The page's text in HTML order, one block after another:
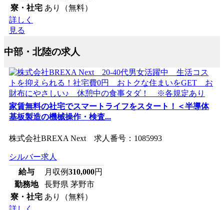
寮・社宅 あり（無料）
詳しく
見る
中部・北陸の求人
家賃無料の社宅でスマートライフをスタート！＜半導体
基板製造の機械操作・検査...
株式会社BREXA Next 求人番号：1085993
シルバー求人
給与
月収例310,000円
勤務地
長野県 茅野市
寮・社宅 あり（無料）